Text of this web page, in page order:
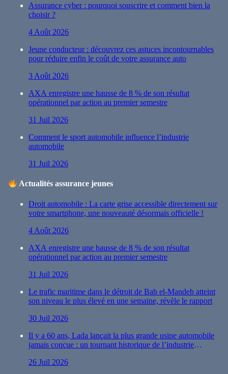
Assurance cyber : pourquoi souscrire et comment bien la
choisir ?
4 Août 2026
Jeune conducteur : découvrez ces astuces incontournables
pour réduire enfin le coût de votre assurance auto
3 Août 2026
AXA enregistre une hausse de 8 % de son résultat
opérationnel par action au premier semestre
31 Juil 2026
Comment le sport automobile influence l’industrie
automobile
31 Juil 2026
Actualités assurance jeunes
Droit automobile : La carte grise accessible directement sur
votre smartphone, une nouveauté désormais officielle !
4 Août 2026
AXA enregistre une hausse de 8 % de son résultat
opérationnel par action au premier semestre
31 Juil 2026
Le trafic maritime dans le détroit de Bab el-Mandeb atteint
son niveau le plus élevé en une semaine, révèle le rapport
30 Juil 2026
Il y a 60 ans, Lada lançait la plus grande usine automobile
jamais conçue : un tournant historique de l’industrie
26 Juil 2026